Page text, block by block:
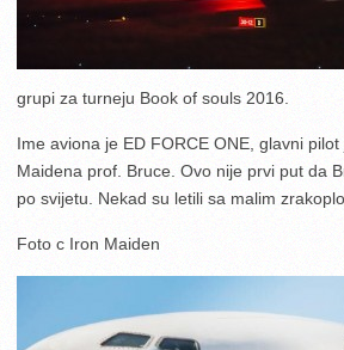
grupi za turneju Book of souls 2016.
Ime aviona je ED FORCE ONE, glavni
Maidena prof. Bruce. Ovo nije prvi put da
po svijetu. Nekad su letili sa malim
Foto c Iron Maiden